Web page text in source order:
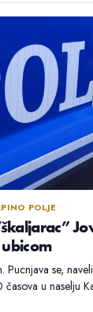
POLJE
se,
u naselju